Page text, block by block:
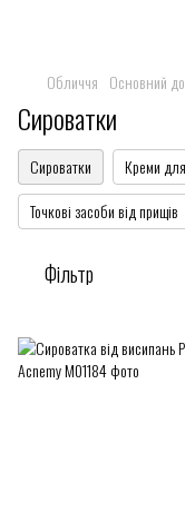
Обличчя Основний
Сироватки
Сироватки Креми
Точкові засоби від прищів
Фільтр